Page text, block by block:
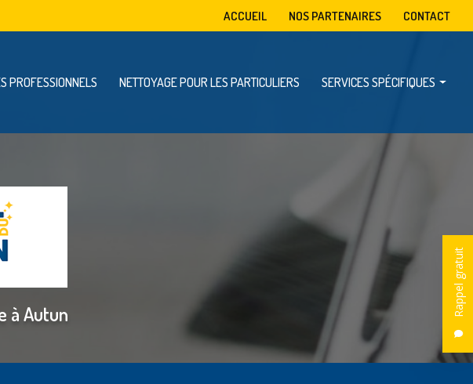
Rappel gratuit
ACCUEIL NOS PARTENAIRES
CONTACT
PROFESSIONNELS NETTOYAGE POUR LES PARTICULIERS SERVICES SPÉCIFIQUES
à Autun